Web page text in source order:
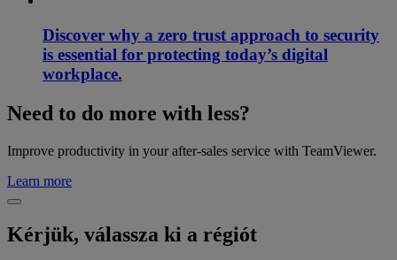
Discover why a zero trust approach to security
is essential for protecting today’s digital
workplace.
Need to do more with less?
Improve productivity in your after-sales service with TeamViewer.
Learn more
Kérjük, válassza ki a régiót